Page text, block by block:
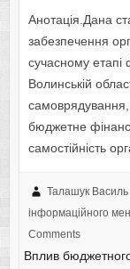
Анотація.Дана
забезпечення
сучасному
Волинській
самоврядування,
бюджетне
самостійність
Талашук Василь
інформаційного
Comments
Вплив